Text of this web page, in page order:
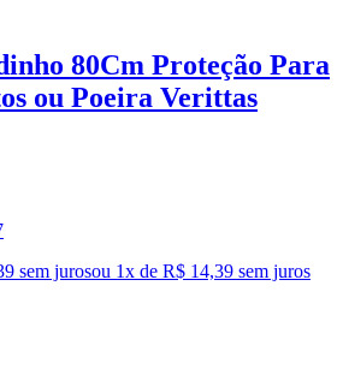
80Cm Proteção Para
ou Poeira Verittas
sem jurosou 1x de R$ 14,39 sem juros